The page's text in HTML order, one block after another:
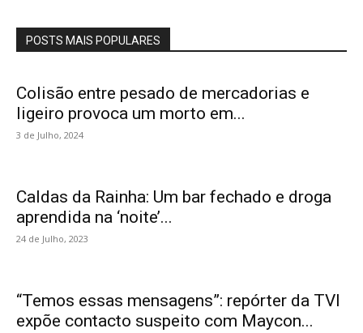
POSTS MAIS POPULARES
Colisão entre pesado de mercadorias e
ligeiro provoca um morto em...
3 de Julho, 2024
Caldas da Rainha: Um bar fechado e droga
aprendida na ‘noite’...
24 de Julho, 2023
“Temos essas mensagens”: repórter da TVI
expõe contacto suspeito com Maycon...